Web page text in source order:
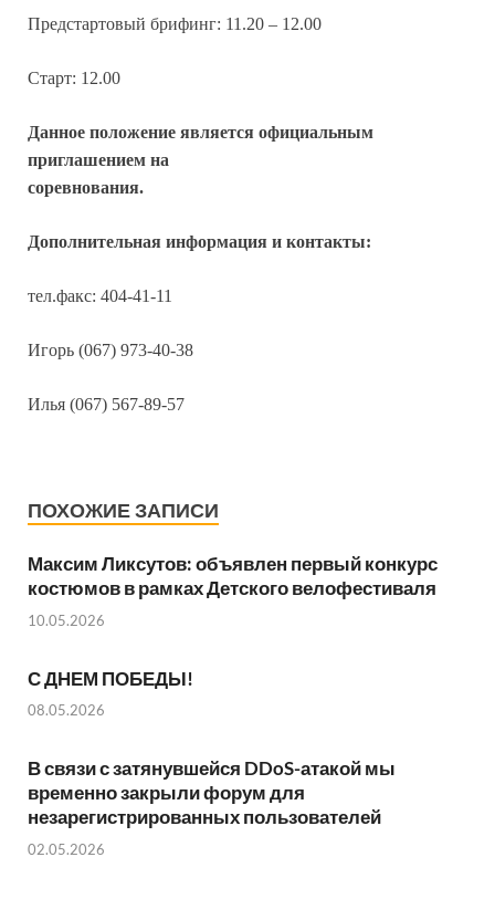
Предстартовый брифинг: 11.20 – 12.00
Старт: 12.00
Данное положение является официальным
приглашением на
соревнования.
Дополнительная информация и контакты:
тел.факс: 404-41-11
Игорь (067) 973-40-38
Илья (067) 567-89-57
ПОХОЖИЕ ЗАПИСИ
Максим Ликсутов: объявлен первый конкурс
костюмов в рамках Детского велофестиваля
10.05.2026
С ДНЕМ ПОБЕДЫ!
08.05.2026
В связи с затянувшейся DDoS-атакой мы
временно закрыли форум для
незарегистрированных пользователей
02.05.2026